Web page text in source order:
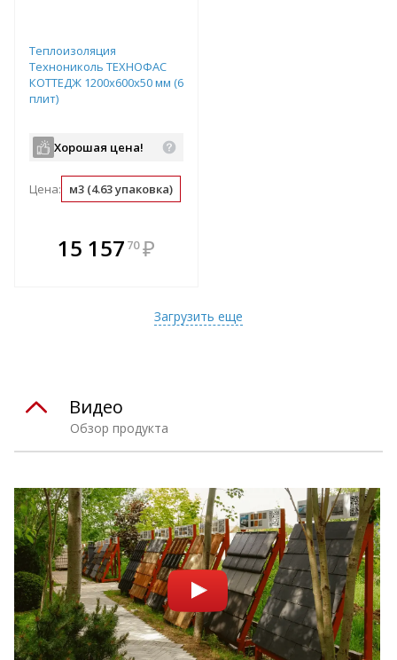
Теплоизоляция
Технониколь ТЕХНОФАС
КОТТЕДЖ 1200х600х50 мм (6
плит)
Хорошая цена!
Цена: м3 (4.63 упаковка)
15 157 70 ₽
Загрузить еще
Обзор продукта
Видео